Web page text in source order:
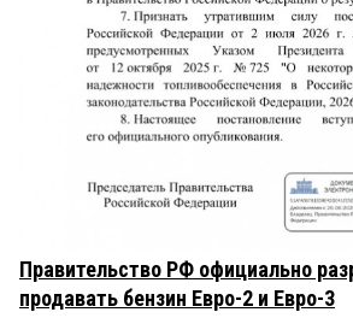
Правительство РФ официально
продавать бензин Евро-2 и Евро-3